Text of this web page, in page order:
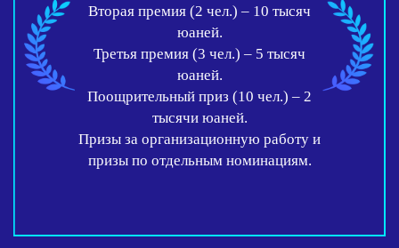
Вторая премия (2 чел.) – 10 тысяч
юаней.
Третья премия (3 чел.) – 5 тысяч
юаней.
Поощрительный приз (10 чел.) – 2
тысячи юаней.
Призы за организационную работу и
призы по отдельным номинациям.